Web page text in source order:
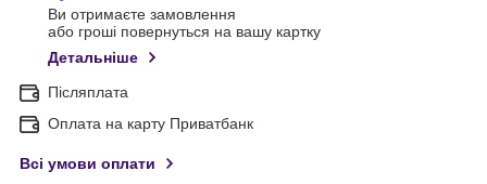
Ви отримаєте замовлення
або гроші повернуться на вашу картку
Детальніше
Післяплата
Оплата на карту Приватбанк
Всі умови оплати